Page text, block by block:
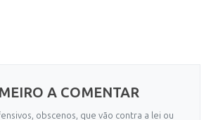
A COMENTAR
obscenos, que vão contra a lei ou